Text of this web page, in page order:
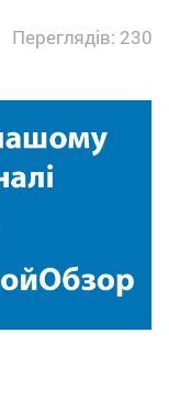
Переглядів: 230